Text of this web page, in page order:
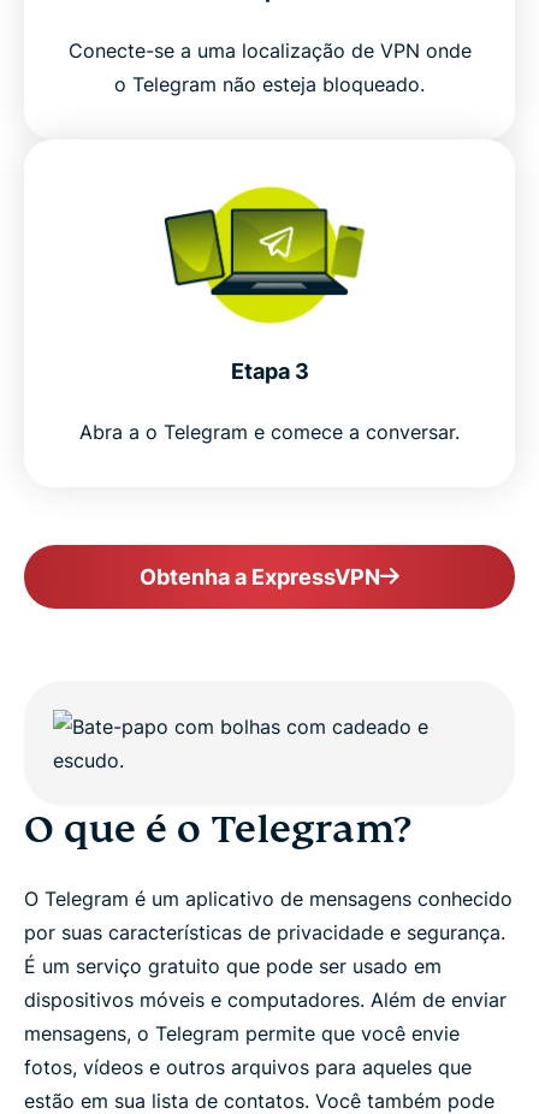
Why use a VPN for Telegram?
Why ExpressVPN is the best VPN for Telegram
See why millions choose ExpressVPN
Frequently asked questions about Telegram VPN
Conecte-se a uma localização de VPN onde
o Telegram não esteja bloqueado.
Etapa 3
Abra a o Telegram e comece a conversar.
Obtenha a ExpressVPN
O que é o Telegram?
O Telegram é um aplicativo de mensagens conhecido
por suas características de privacidade e segurança.
É um serviço gratuito que pode ser usado em
dispositivos móveis e computadores. Além de enviar
mensagens, o Telegram permite que você envie
fotos, vídeos e outros arquivos para aqueles que
estão em sua lista de contatos. Você também pode